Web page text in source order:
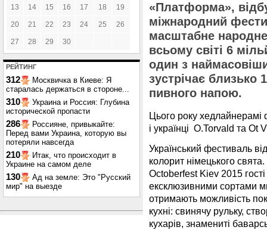
13 14 15 16 17 18 19
20 21 22 23 24 25 26
27 28 29 30
РЕЙТИНГ
312
Москвичка в Киеве: Я
старалась держаться в стороне...
310
Украина и Россия: Глубина
исторической пропасти
286
Россияне, привыкайте:
Перед вами Украина, которую вы
потеряли навсегда
210
Итак, что происходит в
Украине на самом деле
130
Ад на земле: Это "Русский
мир" на выезде
«Платформа»,
міжнародний
масштабне
всьому світі 6
один з
зустрічає близько
пивного напою.
Цього року хедлайнерамі
і українці O.Torvald та Ot
Український фестиваль
колорит німецького
Octoberfest Kiev 2015
ексклюзивними сортами
отримають можливість
кухні: свинячу рульку,
кухарів, знамениті